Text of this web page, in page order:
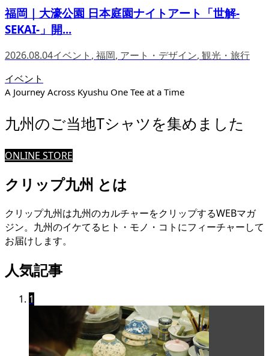
福岡｜大濠公園 日本庭園ナイトアート「世解-
SEKAI-」開...
2026.08.04イベント , 福岡, アート・デザイン, 観光・旅行
イベント
A Journey Across Kyushu One Tee at a Time
九州のご当地Tシャツを集めました
ONLINE STORE
クリップ九州 とは
クリップ九州は九州のカルチャーをクリップするWEBマガ
ジン。九州のイケてるヒト・モノ・コトにフィーチャーして
お届けします。
人気記事
1